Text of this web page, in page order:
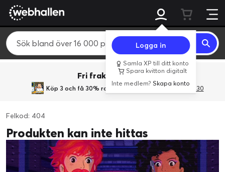
Logga in
Samla XP till ditt konto
Spara kvitton digitalt
Inte medlem?Skapa konto
Fri frakt över 800 kr.
Köp 3 och få 30% rabatt med rabattkoden 3Gives30
Felkod: 404
Produkten kan inte hittas